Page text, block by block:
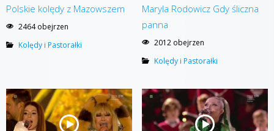
Polskie kolędy z Mazowszem
2464 obejrzen
Kolędy i Pastorałki
Maryla Rodowicz Gdy śliczna
panna
2012 obejrzen
Kolędy i Pastorałki